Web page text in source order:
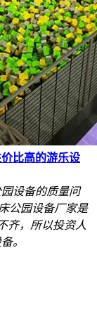
比高的游乐设
设备的质量问
公园设备厂家是
齐，所以投资人
。